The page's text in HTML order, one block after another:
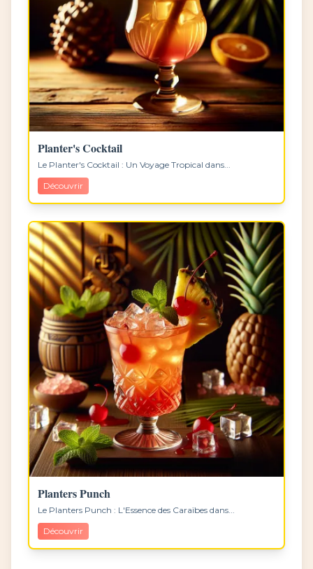
Planter's Cocktail
Le Planter's Cocktail : Un Voyage Tropical dans...
Découvrir
Planters Punch
Le Planters Punch : L'Essence des Caraïbes dans...
Découvrir